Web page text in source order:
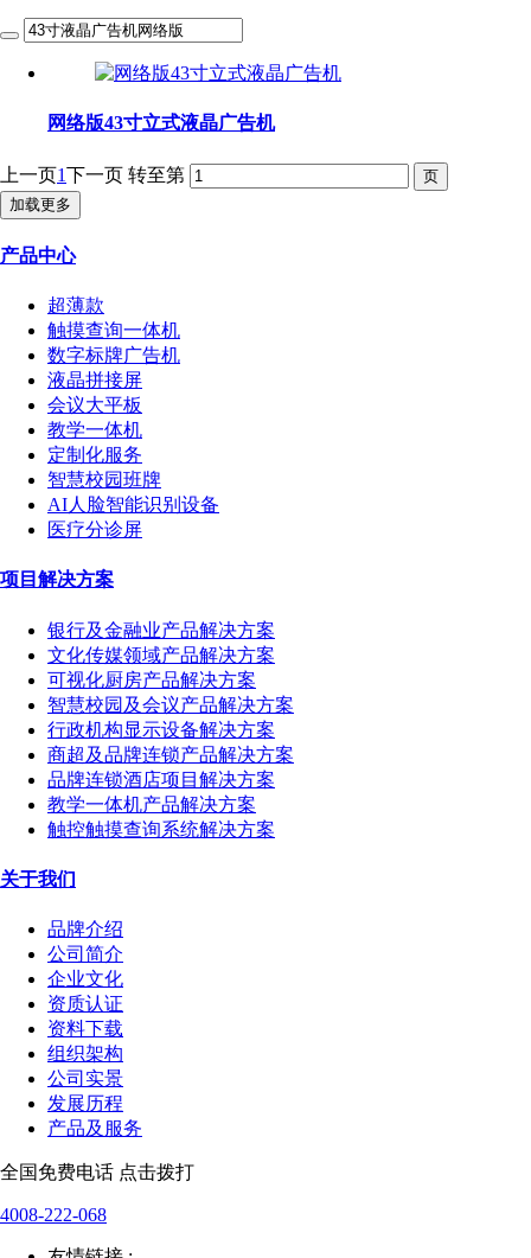
网络版43寸立式液晶广告机
上一页1下一页 转至第
加载更多
产品中心
超薄款
触摸查询一体机
数字标牌广告机
液晶拼接屏
会议大平板
教学一体机
定制化服务
智慧校园班牌
AI人脸智能识别设备
医疗分诊屏
项目解决方案
银行及金融业产品解决方案
文化传媒领域产品解决方案
可视化厨房产品解决方案
智慧校园及会议产品解决方案
行政机构显示设备解决方案
商超及品牌连锁产品解决方案
品牌连锁酒店项目解决方案
教学一体机产品解决方案
触控触摸查询系统解决方案
关于我们
品牌介绍
公司简介
企业文化
资质认证
资料下载
组织架构
公司实景
发展历程
产品及服务
全国免费电话 点击拨打
4008-222-068